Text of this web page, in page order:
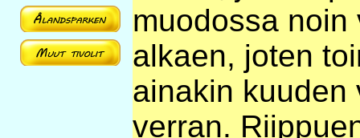
muodossa
alkaen, joten
ainakin kuuden
verran.